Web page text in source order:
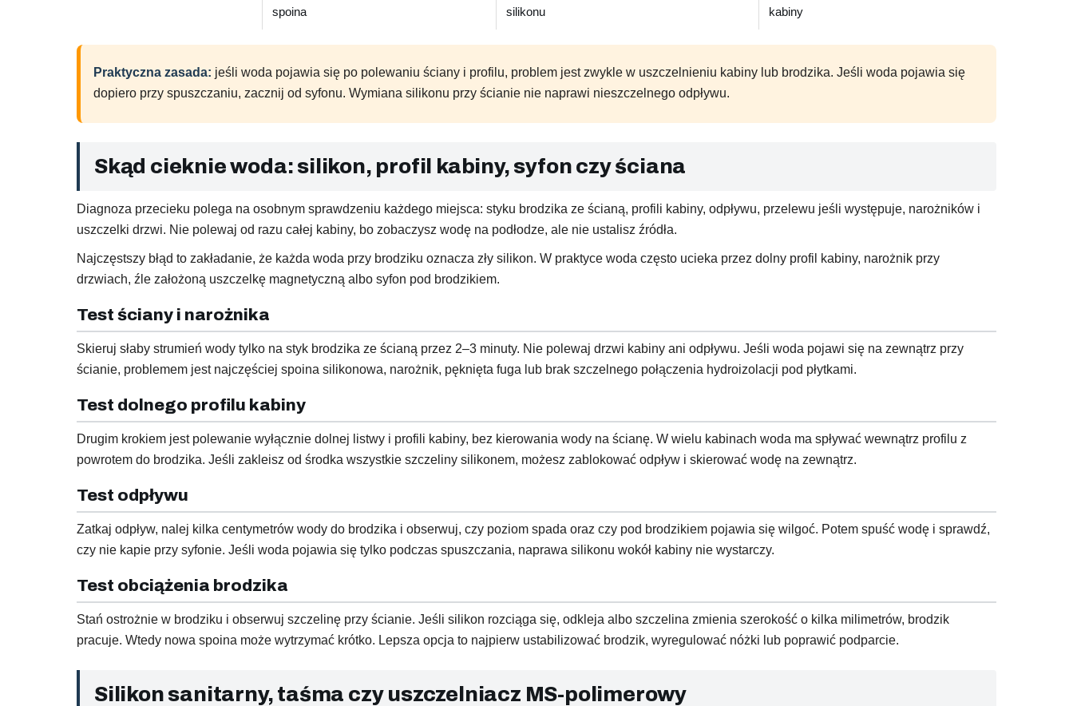
spoina
silikonu
kabiny
Praktyczna zasada: jeśli woda pojawia się po polewaniu ściany i profilu, problem jest zwykle w uszczelnieniu kabiny lub brodzika. Jeśli woda pojawia się
dopiero przy spuszczaniu, zacznij od syfonu. Wymiana silikonu przy ścianie nie naprawi nieszczelnego odpływu.
Skąd cieknie woda: silikon, profil kabiny, syfon czy ściana
Diagnoza przecieku polega na osobnym sprawdzeniu każdego miejsca: styku brodzika ze ścianą, profili kabiny, odpływu, przelewu jeśli występuje, narożników i
uszczelki drzwi. Nie polewaj od razu całej kabiny, bo zobaczysz wodę na podłodze, ale nie ustalisz źródła.
Najczęstszy błąd to zakładanie, że każda woda przy brodziku oznacza zły silikon. W praktyce woda często ucieka przez dolny profil kabiny, narożnik przy
drzwiach, źle założoną uszczelkę magnetyczną albo syfon pod brodzikiem.
Test ściany i narożnika
Skieruj słaby strumień wody tylko na styk brodzika ze ścianą przez 2–3 minuty. Nie polewaj drzwi kabiny ani odpływu. Jeśli woda pojawi się na zewnątrz przy
ścianie, problemem jest najczęściej spoina silikonowa, narożnik, pęknięta fuga lub brak szczelnego połączenia hydroizolacji pod płytkami.
Test dolnego profilu kabiny
Drugim krokiem jest polewanie wyłącznie dolnej listwy i profili kabiny, bez kierowania wody na ścianę. W wielu kabinach woda ma spływać wewnątrz profilu z
powrotem do brodzika. Jeśli zakleisz od środka wszystkie szczeliny silikonem, możesz zablokować odpływ i skierować wodę na zewnątrz.
Test odpływu
Zatkaj odpływ, nalej kilka centymetrów wody do brodzika i obserwuj, czy poziom spada oraz czy pod brodzikiem pojawia się wilgoć. Potem spuść wodę i sprawdź,
czy nie kapie przy syfonie. Jeśli woda pojawia się tylko podczas spuszczania, naprawa silikonu wokół kabiny nie wystarczy.
Test obciążenia brodzika
Stań ostrożnie w brodziku i obserwuj szczelinę przy ścianie. Jeśli silikon rozciąga się, odkleja albo szczelina zmienia szerokość o kilka milimetrów, brodzik
pracuje. Wtedy nowa spoina może wytrzymać krótko. Lepsza opcja to najpierw ustabilizować brodzik, wyregulować nóżki lub poprawić podparcie.
Silikon sanitarny, taśma czy uszczelniacz MS-polimerowy